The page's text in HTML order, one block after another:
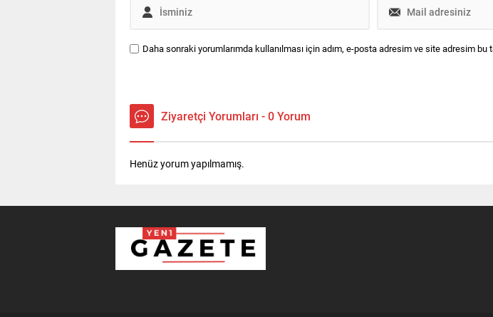
Daha sonraki yorumlarımda kullanılması için adım, e-posta adresim ve site adresim bu
Ziyaretçi Yorumları - 0 Yorum
Henüz yorum yapılmamış.